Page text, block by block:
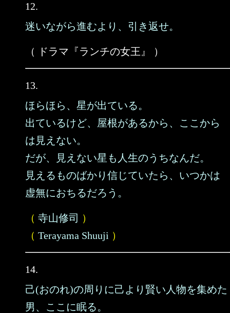
12.
迷いながら進むより、引き返せ。
（ ドラマ『ランチの女王』 ）
13.
ほらほら、星が出ている。
出ているけど、屋根があるから、ここから
は見えない。
だが、見えない星も人生のうちなんだ。
見えるものばかり信じていたら、いつかは
虚無におちるだろう。
（ 寺山修司 ）
（ Terayama Shuuji ）
14.
己(おのれ)の周りに己より賢い人物を集めた
男、ここに眠る。